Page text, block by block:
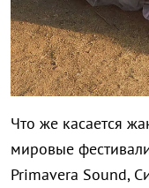
Что же касается
мировые
Primavera Sound,